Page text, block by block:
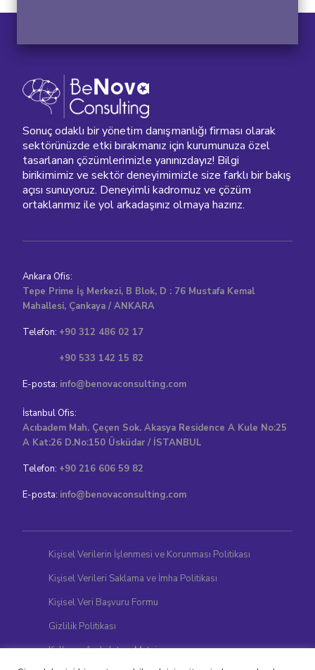
Sonuç odaklı bir yönetim danışmanlığı firması olarak
sektörünüzde etki bırakmanız için kurumunuza özel
tasarlanan çözümlerimizle yanınızdayız! Bilgi
birikimimiz ve sektör deneyimimizle size farklı bir bakış
açısı sunuyoruz. Deneyimli kadromuz ve çözüm
ortaklarımız ile yol arkadaşınız olmaya hazırız.
Ankara Ofis:
Tepe Prime İş Merkezi, B Blok, D : 76 Mustafa Kemal
Mahallesi, Çankaya / ANKARA
Telefon: +90 312 486 02 17
+90 533 142 15 82
E-posta: info@benovaconsulting.com
İstanbul Ofis:
Acıbadem Mah. Çeçen Sok. Akasya Residence A Kule No:25
A Kat:26 D.No:150 Üsküdar / İSTANBUL
Telefon: +90 216 606 59 82
E-posta: info@benovaconsulting.com
Kişisel Verilerin İşlenmesi ve Korunması Politikası
Kişisel Verileri Saklama ve İmha Politikası
Kişisel Veri Başvuru Formu
Gizlilik Politikası
Kullanıcı Aydınlatma Metni